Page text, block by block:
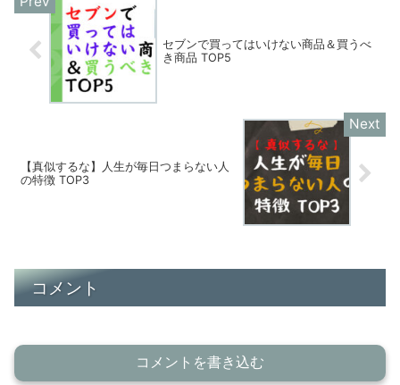
セブンで買ってはいけない商品＆買うべ
き商品 TOP5
【真似するな】人生が毎日つまらない人
の特徴 TOP3
コメント
コメントを書き込む